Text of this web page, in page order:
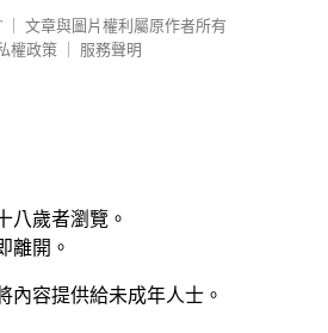
文章與圖片權利屬原作者所有
權政策
服務聲明
八歲者瀏覽。
離開。
內容提供給未成年人士。